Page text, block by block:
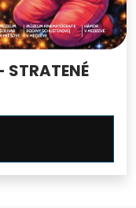
STRATENÉ